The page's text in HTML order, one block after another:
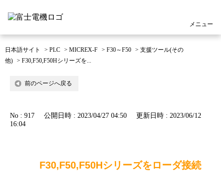
メニュー
日本語サイト > PLC > MICREX-F > F30～F50 > 支援ツール(その
他) > F30,F50,F50Hシリーズを...
前のページへ戻る
No : 917 公開日時 : 2023/04/27 04:50
更新日時 : 2023/06/12
16:04
F30,F50,F50Hシリーズをローダ接続